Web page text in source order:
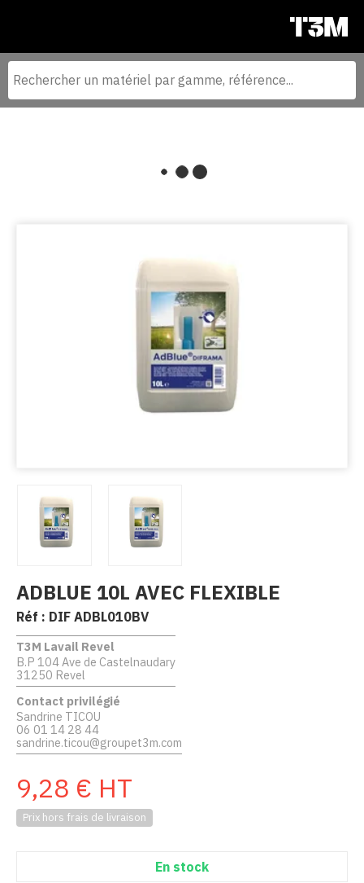
ADBLUE 10L AVEC FLEXIBLE
Réf : DIF ADBL010BV
T3M Lavail Revel
B.P 104 Ave de Castelnaudary
31250 Revel
Contact privilégié
Sandrine TICOU
06 01 14 28 44
sandrine.ticou@groupet3m.com
9,28 € HT
Prix hors frais de livraison
En stock